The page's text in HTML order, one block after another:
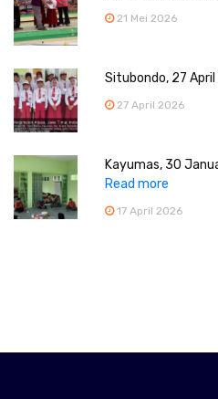
21 Mei 2026
Situbondo, 27
27 April 2026
Kayumas, 30
Read more
17 April 2026